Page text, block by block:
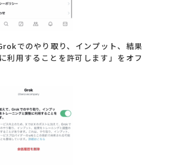
でのやり取り、インプット、結果
利用することを許可します」をオフ